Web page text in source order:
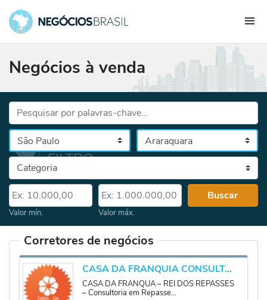
Negócios à venda
Palavras-chave...
Cidade
Selecione o estado, depois a cidade
Categoria
Valor mín.
Valor mín.
Valor máx.
Valor máx.
Buscar
Corretores de negócios
CASA DA FRANQUIA CONSULTORIA
CASA DA FRANQUA – REI DOS REPASSES
– Consultoria em Repasse...